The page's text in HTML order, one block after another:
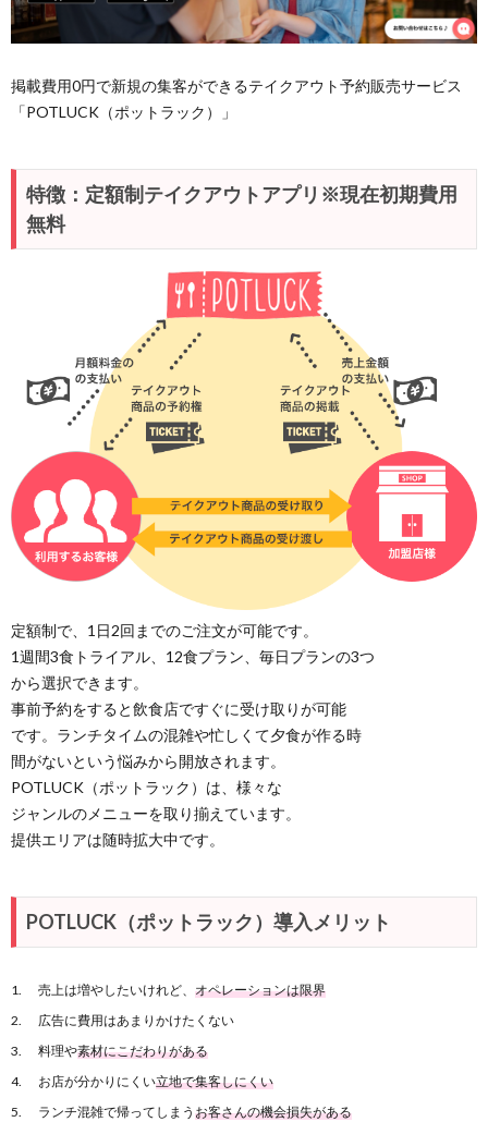
掲載費用0円で新規の集客ができるテイクアウト予約販売サービス
「POTLUCK（ポットラック）」
特徴：定額制テイクアウトアプリ※現在初期費用
無料
定額制で、1日2回までのご注文が可能です。
1週間3食トライアル、12食プラン、毎日プランの3つ
から選択できます。
事前予約をすると飲食店ですぐに受け取りが可能
です。ランチタイムの混雑や忙しくて夕食が作る時
間がないという悩みから開放されます。
POTLUCK（ポットラック）は、様々な
ジャンルのメニューを取り揃えています。
提供エリアは随時拡大中です。
POTLUCK（ポットラック）導入メリット
売上は増やしたいけれど、 オペレーションは限界
広告に費用はあまりかけたくない
料理や素材にこだわりがある
お店が分かりにくい立地で集客しにくい
ランチ混雑で帰ってしまう お客さんの機会損失がある